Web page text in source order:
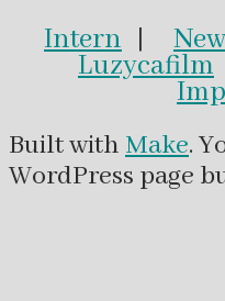
Intern
Luzycafilm
Built with Make.
WordPress page